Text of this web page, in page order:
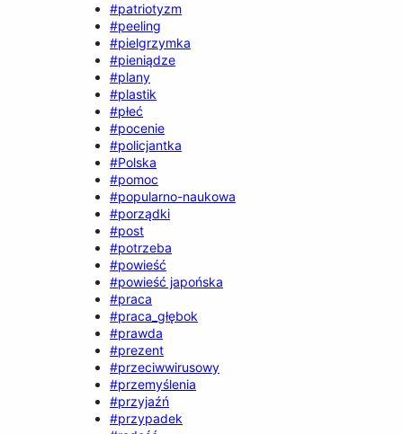
#patriotyzm
#peeling
#pielgrzymka
#pieniądze
#plany
#plastik
#płeć
#pocenie
#policjantka
#Polska
#pomoc
#popularno-naukowa
#porządki
#post
#potrzeba
#powieść
#powieść japońska
#praca
#praca_głębok
#prawda
#prezent
#przeciwwirusowy
#przemyślenia
#przyjaźń
#przypadek